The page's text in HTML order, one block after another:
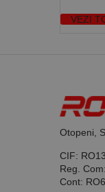
VEZI
Otopeni,
CIF:
Reg.
Cont: